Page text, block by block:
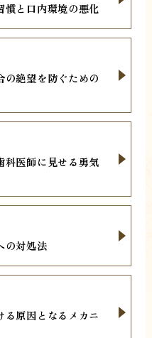
と口内環境の悪化
絶望を防ぐための
科医師に見せる勇気
の対処法
原因となるメカニ